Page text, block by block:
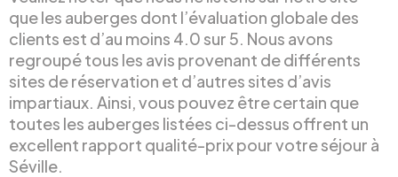
que les auberges dont l’évaluation globale des
clients est d’au moins 4.0 sur 5. Nous avons
regroupé tous les avis provenant de différents
sites de réservation et d’autres sites d’avis
impartiaux. Ainsi, vous pouvez être certain que
toutes les auberges listées ci-dessus offrent un
excellent rapport qualité-prix pour votre séjour à
Séville.